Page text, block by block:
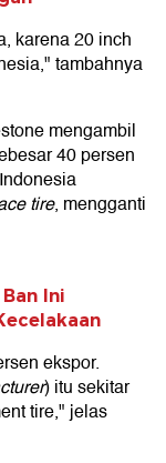
karena 20 inch
tambahnya
mengambil
40 persen
tire, mengganti
Ini
ekspor.
) itu sekitar
tire," jelas